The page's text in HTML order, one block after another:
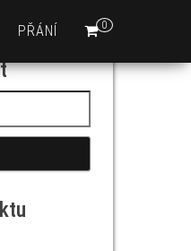
0
PŘÁNÍ